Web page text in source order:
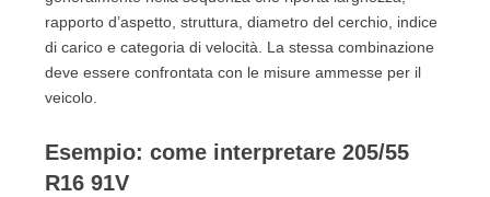
11.12. Posso montare codici diversi sui due assi?
12. La scelta corretta parte dalla carta di circolazione
rapporto d’aspetto, struttura, diametro del cerchio, indice
di carico e categoria di velocità. La stessa combinazione
deve essere confrontata con le misure ammesse per il
veicolo.
Esempio: come interpretare 205/55
R16 91V